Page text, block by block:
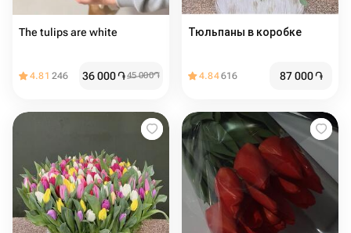
The tulips are white
4.81 246 36 000֏45 000֏
Тюльпаны в коробке
4.84616 87 000֏